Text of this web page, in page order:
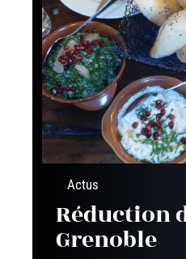
Actus
Réduction
Grenoble